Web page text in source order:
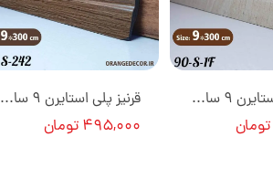
قرنیز پلی استایرن ۹ سانت مدرن رنگ قهوه ای کد 90S242 طول ۳ متر [انبار تهران]
۴۹۵,۰۰۰ تومان
قرنیز پلی استایرن ۹ سانت مدرن کد 90S1F طول ۳ متر [انبار تهران]